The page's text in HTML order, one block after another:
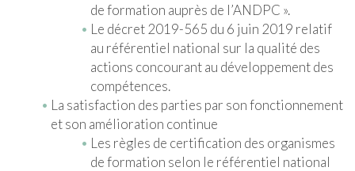
de formation auprès de l’ANDPC ».
Le décret 2019-565 du 6 juin 2019 relatif
au référentiel national sur la qualité des
actions concourant au développement des
compétences.
La satisfaction des parties par son fonctionnement
et son amélioration continue
Les règles de certification des organismes
de formation selon le référentiel national